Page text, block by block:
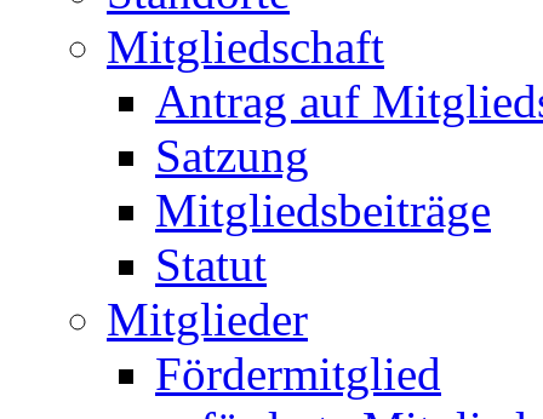
Mitgliedschaft
Antrag auf
Satzung
Mitgliedsbeiträge
Statut
Mitglieder
Fördermitglied